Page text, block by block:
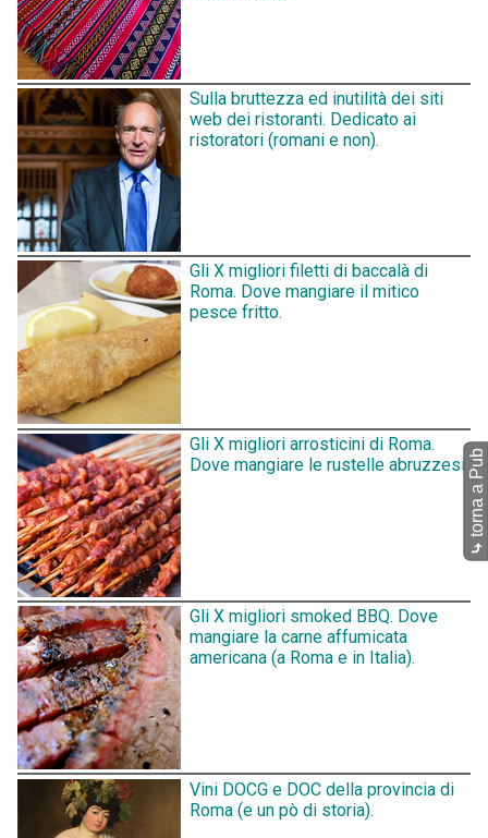
Sulla bruttezza ed inutilità dei siti
web dei ristoranti. Dedicato ai
ristoratori (romani e non).
Gli X migliori filetti di baccalà di
Roma. Dove mangiare il mitico
pesce fritto.
Gli X migliori arrosticini di Roma.
Dove mangiare le rustelle abruzzesi.
Gli X migliori smoked BBQ. Dove
mangiare la carne affumicata
americana (a Roma e in Italia).
Vini DOCG e DOC della provincia di
Roma (e un pò di storia).
⤷
torna a Pub